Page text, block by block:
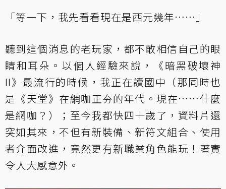
「等一下，我先看看現在是西元幾年……」
聽到這個消息的老玩家，都不敢相信自己的眼
睛和耳朵。以個人經驗來說，《暗黑破壞神
II》最流行的時候，我正在讀國中（那同時也
是《天堂》在網咖正夯的年代。現在……什麼
是網咖？）；至今我都快四十歲了，資料片還
突如其來，不但有新裝備、新符文組合、使用
者介面改進，竟然更有新職業角色能玩！著實
令人大感意外。